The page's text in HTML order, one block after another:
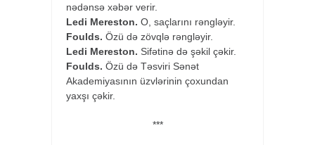
nədənsə xəbər verir.
Ledi Mereston. O, saçlarını rəngləyir.
Foulds. Özü də zövqlə rəngləyir.
Ledi Mereston. Sifətinə də şəkil çəkir.
Foulds. Özü də Təsviri Sənət
Akademiyasının üzvlərinin çoxundan
yaxşı çəkir.
***